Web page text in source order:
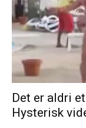
Det er aldri
Hysterisk